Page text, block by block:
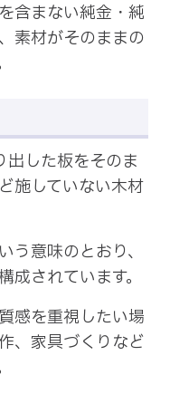
含まない純金・純
素材がそのままの
した板をそのま
施していない木材
う意味のとおり、
されています。
感を重視したい場
、家具づくりなど